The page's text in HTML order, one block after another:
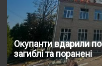
Окупанти вдарили
загиблі та поранені